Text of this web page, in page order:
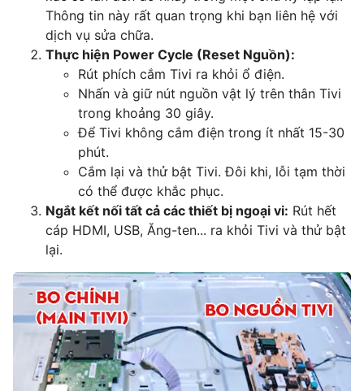
Thông tin này rất quan trọng khi bạn liên hệ với
dịch vụ sửa chữa.
Thực hiện Power Cycle (Reset Nguồn):
Rút phích cắm Tivi ra khỏi ổ điện.
Nhấn và giữ nút nguồn vật lý trên thân Tivi
trong khoảng 30 giây.
Để Tivi không cắm điện trong ít nhất 15-30
phút.
Cắm lại và thử bật Tivi. Đôi khi, lỗi tạm thời
có thể được khắc phục.
Ngắt kết nối tất cả các thiết bị ngoại vi: Rút hết
cáp HDMI, USB, Ăng-ten... ra khỏi Tivi và thử bật
lại.